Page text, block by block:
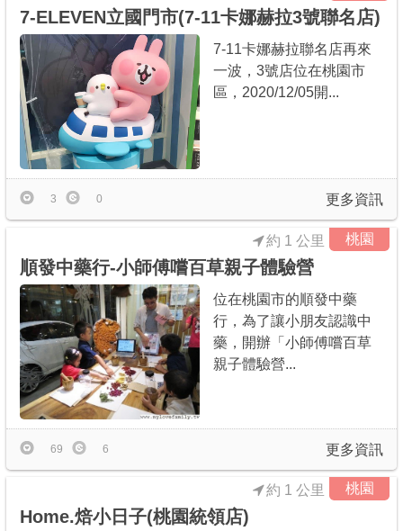
7-ELEVEN立國門市(7-11卡娜赫拉3號聯名店)
7-11卡娜赫拉聯名店再來
一波，3號店位在桃園市
區，2020/12/05開...
更多資訊
3 0
桃園
約 1 公里
順發中藥行-小師傅嚐百草親子體驗營
位在桃園市的順發中藥
行，為了讓小朋友認識中
藥，開辦「小師傅嚐百草
親子體驗營...
更多資訊
69 6
桃園
約 1 公里
Home.焙小日子(桃園統領店)